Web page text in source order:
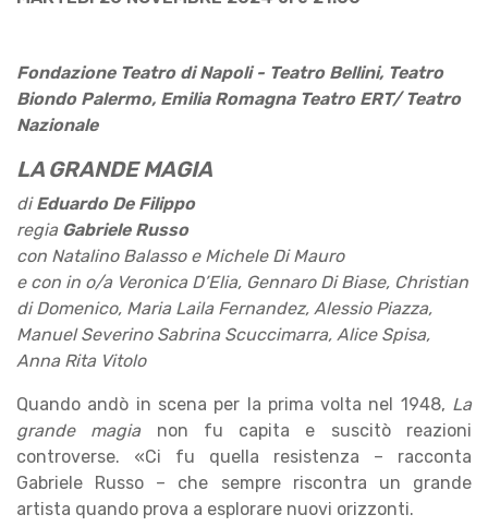
Fondazione Teatro di Napoli - Teatro Bellini, Teatro
Biondo Palermo, Emilia Romagna Teatro ERT/ Teatro
Nazionale
LA GRANDE MAGIA
diEduardo De Filippo
regia Gabriele Russo
con Natalino Balasso e Michele Di Mauro
e con in o/a Veronica D’Elia, Gennaro Di Biase, Christian
di Domenico, Maria Laila Fernandez, Alessio Piazza,
Manuel Severino Sabrina Scuccimarra, Alice Spisa,
Anna Rita Vitolo
Quando andò in scena per la prima volta nel 1948, La
grande magia non fu capita e suscitò reazioni
controverse. «Ci fu quella resistenza – racconta
Gabriele Russo – che sempre riscontra un grande
artista quando prova a esplorare nuovi orizzonti.